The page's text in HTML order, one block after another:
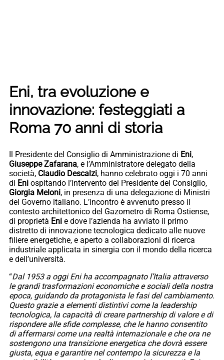
Eni, tra evoluzione e
innovazione: festeggiati a
Roma 70 anni di storia
Il Presidente del Consiglio di Amministrazione di Eni,
Giuseppe Zafarana, e l’Amministratore delegato della
società, Claudio Descalzi, hanno celebrato oggi i 70 anni
di Eni ospitando l’intervento del Presidente del Consiglio,
Giorgia Meloni, in presenza di una delegazione di Ministri
del Governo italiano. L’incontro è avvenuto presso il
contesto architettonico del Gazometro di Roma Ostiense,
di proprietà Eni e dove l’azienda ha avviato il primo
distretto di innovazione tecnologica dedicato alle nuove
filiere energetiche, e aperto a collaborazioni di ricerca
industriale applicata in sinergia con il mondo della ricerca
e dell’università.
“Dal 1953 a oggi Eni ha accompagnato l’Italia attraverso
le grandi trasformazioni economiche e sociali della nostra
epoca, guidando da protagonista le fasi del cambiamento.
Questo grazie a elementi distintivi come la leadership
tecnologica, la capacità di creare partnership di valore e di
rispondere alle sfide complesse, che le hanno consentito
di affermarsi come una realtà internazionale e che ora ne
sostengono una transizione energetica che dovrà essere
giusta, equa e garantire nel contempo la sicurezza e la